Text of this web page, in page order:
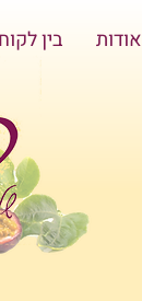
אודות בין